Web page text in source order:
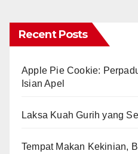
Recent Posts
Apple Pie Cookie:
Isian Apel
Laksa Kuah Gurih yang
Tempat Makan Kekinian,